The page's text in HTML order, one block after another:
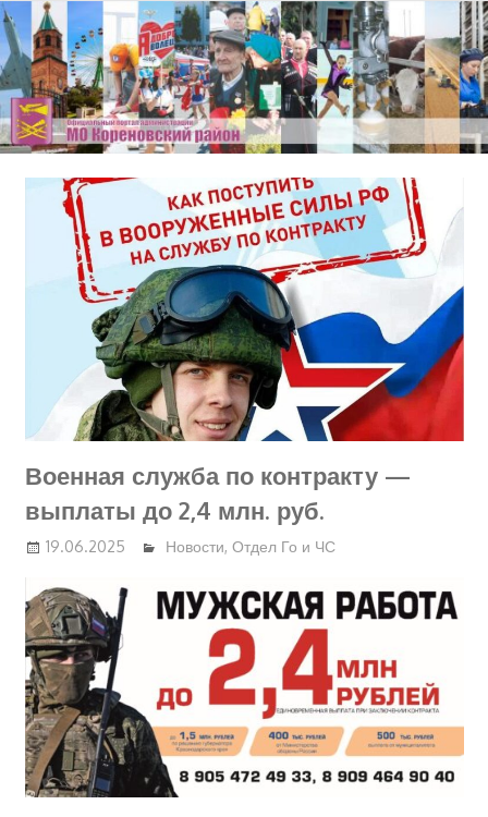
Перейти
к
содержимому
Военная служба по контракту —
выплаты до 2,4 млн. руб.
19.06.2025 Новости, Отдел Го и ЧС